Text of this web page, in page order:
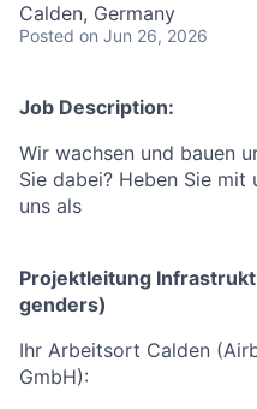
Calden, Germany
Posted on Jun 26, 2026
Job Description:
Wir wachsen und bauen
Sie dabei? Heben Sie
uns als
Projektleitung
genders)
Ihr Arbeitsort Calden
GmbH):